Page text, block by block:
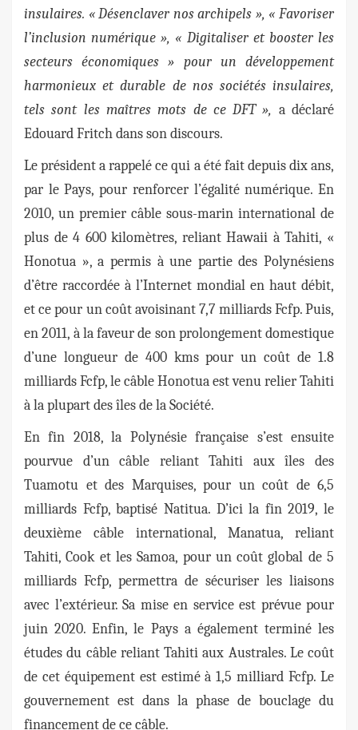
insulaires. « Désenclaver nos archipels », « Favoriser
l’inclusion numérique », « Digitaliser et booster les
secteurs économiques » pour un développement
harmonieux et durable de nos sociétés insulaires,
tels sont les maîtres mots de ce DFT », a déclaré
Edouard Fritch dans son discours.
Le président a rappelé ce qui a été fait depuis dix ans,
par le Pays, pour renforcer l’égalité numérique. En
2010, un premier câble sous-marin international de
plus de 4 600 kilomètres, reliant Hawaii à Tahiti, «
Honotua », a permis à une partie des Polynésiens
d’être raccordée à l’Internet mondial en haut débit,
et ce pour un coût avoisinant 7,7 milliards Fcfp. Puis,
en 2011, à la faveur de son prolongement domestique
d’une longueur de 400 kms pour un coût de 1.8
milliards Fcfp, le câble Honotua est venu relier Tahiti
à la plupart des îles de la Société.
En fin 2018, la Polynésie française s’est ensuite
pourvue d’un câble reliant Tahiti aux îles des
Tuamotu et des Marquises, pour un coût de 6,5
milliards Fcfp, baptisé Natitua. D’ici la fin 2019, le
deuxième câble international, Manatua, reliant
Tahiti, Cook et les Samoa, pour un coût global de 5
milliards Fcfp, permettra de sécuriser les liaisons
avec l’extérieur. Sa mise en service est prévue pour
juin 2020. Enfin, le Pays a également terminé les
études du câble reliant Tahiti aux Australes. Le coût
de cet équipement est estimé à 1,5 milliard Fcfp. Le
gouvernement est dans la phase de bouclage du
financement de ce câble.